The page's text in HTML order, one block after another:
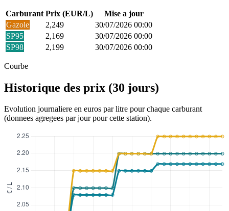
Carburant Prix (EUR/L)
Mise a jour
Gazole
2,249
30/07/2026 00:00
SP95
2,169
30/07/2026 00:00
SP98
2,199 30/07/2026 00:00
Courbe
Historique des prix (30 jours)
Evolution journaliere en euros par litre pour chaque carburant
(donnees agregees par jour pour cette station).